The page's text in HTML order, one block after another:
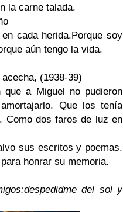
la carne talada.
cada herida.Porque soy
aún tengo la vida.
acecha, (1938-39)
a Miguel no pudieron
Que los tenía
Como dos faros de luz en
sus escritos y poemas.
honrar su memoria.
despedidme del sol y